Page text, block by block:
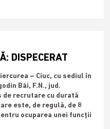
DISPECERAT
– Ciuc, cu sediul în
Băi, F.N., jud.
de recrutare cu durată
este, de regulă, de 8
ocuparea unei funcții